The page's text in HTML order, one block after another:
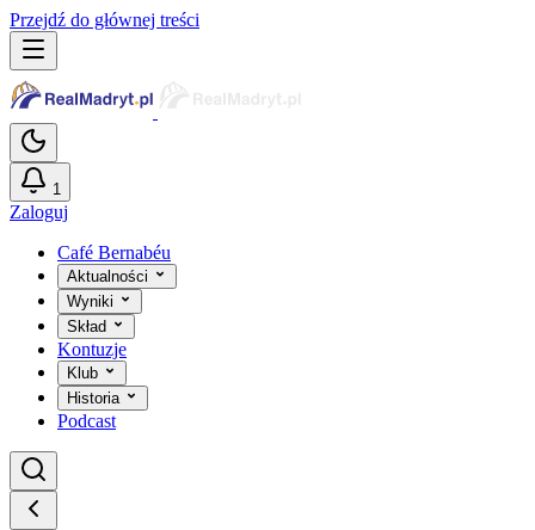
Przejdź do głównej treści
1
Zaloguj
Café Bernabéu
Aktualności
Wyniki
Skład
Kontuzje
Klub
Historia
Podcast